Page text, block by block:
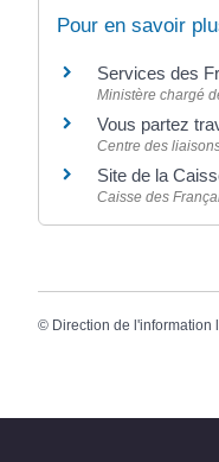
Pour en savoir
Services des
Ministère chargé
Vous partez
Centre des
Site de la
Caisse des
© Direction de l'information